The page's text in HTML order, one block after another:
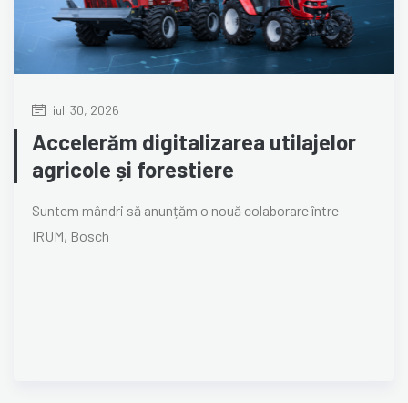
iul. 30, 2026
Accelerăm digitalizarea utilajelor
agricole și forestiere
Suntem mândri să anunțăm o nouă colaborare între
IRUM, Bosch